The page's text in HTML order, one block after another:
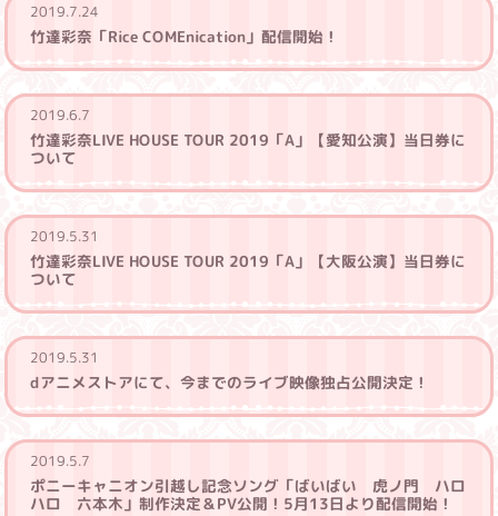
2019.7.24
竹達彩奈「Rice COMEnication」配信開始！
2019.6.7
竹達彩奈LIVE HOUSE TOUR 2019「A」【愛知公演】当日券に
ついて
2019.5.31
竹達彩奈LIVE HOUSE TOUR 2019「A」【大阪公演】当日券に
ついて
2019.5.31
dアニメストアにて、今までのライブ映像独占公開決定！
2019.5.7
ポニーキャニオン引越し記念ソング「ばいばい 虎ノ門 ハロ
ハロ 六本木」制作決定＆PV公開！5月13日より配信開始！